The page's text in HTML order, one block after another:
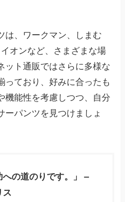
は、ワークマン、しまむ
オンなど、さまざまな場
ット通販ではさらに多様な
っており、好みに合ったも
機能性を考慮しつつ、自分
ーパンツを見つけましょ
への道のりです。」 –
ス